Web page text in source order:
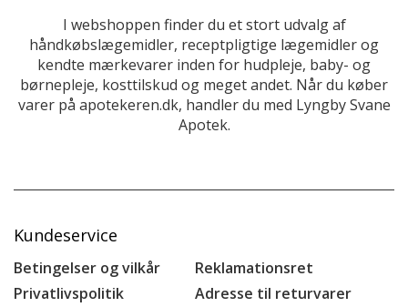
I webshoppen finder du et stort udvalg af
håndkøbslægemidler, receptpligtige lægemidler og
kendte mærkevarer inden for hudpleje, baby- og
børnepleje, kosttilskud og meget andet. Når du køber
varer på apotekeren.dk, handler du med Lyngby Svane
Apotek.
Kundeservice
Betingelser og vilkår
Privatlivspolitik
Reklamationsret
Adresse til returvarer